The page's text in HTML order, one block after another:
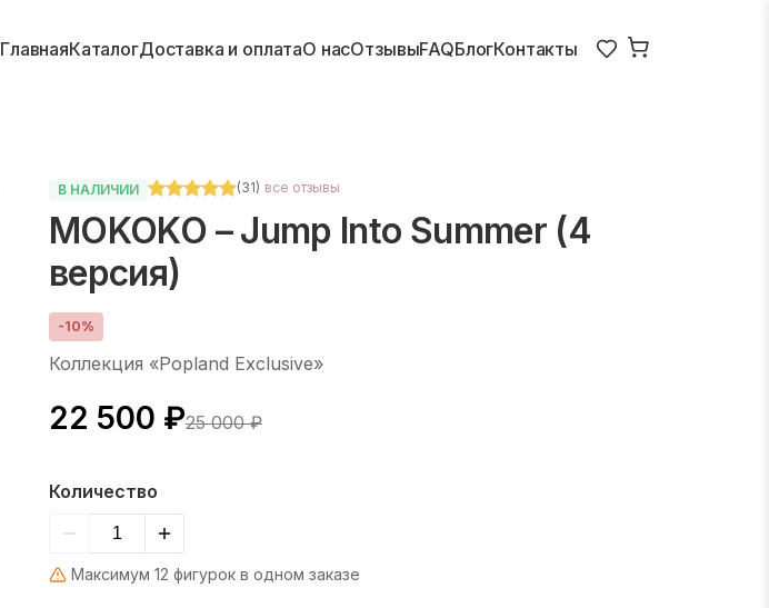
ГлавнаяКаталогДоставка и оплатаО насОтзывыFAQБлогКонтакты
В НАЛИЧИИ (31) все отзывы
MOKOKO – Jump Into Summer (4
версия)
-10%
Коллекция «Popland Exclusive»
22 500 ₽25 000 ₽
Количество
Максимум 12 фигурок в одном заказе